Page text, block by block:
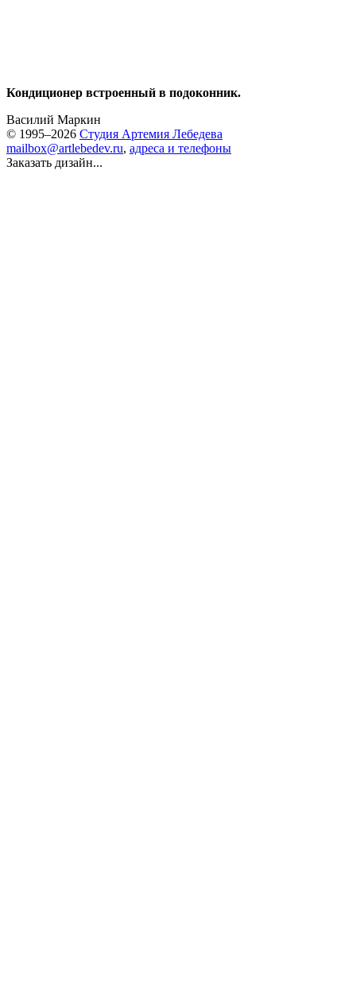
Кондиционер встроенный в подоконник.
Василий Маркин
© 1995–2026 Студия Артемия Лебедева
mailbox@artlebedev.ru, адреса и телефоны
Заказать дизайн...